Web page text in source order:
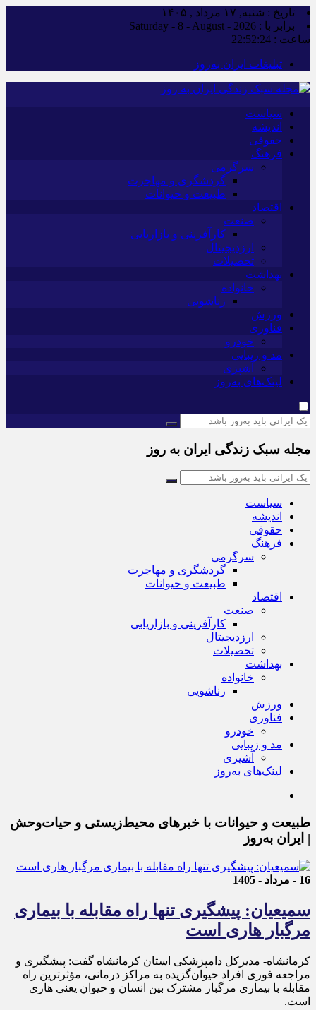
تاریخ : شنبه, ۱۷ مرداد , ۱۴۰۵
برابر با : Saturday - 8 - August - 2026
ساعت : 22:52:25
تبلیغات ایران به‌روز
سیاست
اندیشه
حقوقی
فرهنگ
سرگرمی
گردشگری و مهاجرت
طبیعت و حیوانات
اقتصاد
صنعت
کارآفرینی و بازاریابی
ارزدیجیتال
تحصیلات
بهداشت
خانواده
زناشویی
ورزش
فناوری
خودرو
مد و زیبایی
آشپزی
لینک‌های به‌روز
مجله سبک زندگی ایران به روز
سیاست
اندیشه
حقوقی
فرهنگ
سرگرمی
گردشگری و مهاجرت
طبیعت و حیوانات
اقتصاد
صنعت
کارآفرینی و بازاریابی
ارزدیجیتال
تحصیلات
بهداشت
خانواده
زناشویی
ورزش
فناوری
خودرو
مد و زیبایی
آشپزی
لینک‌های به‌روز
طبیعت و حیوانات با خبرهای محیط‌زیستی و حیات‌وحش
| ایران به‌روز
16 - مرداد - 1405
سمیعیان: پیشگیری تنها راه مقابله با بیماری
مرگبار هاری است
کرمانشاه- مدیرکل دامپزشکی استان کرمانشاه گفت: پیشگیری و
مراجعه فوری افراد حیوان‌گزیده به مراکز درمانی، مؤثرترین راه
مقابله با بیماری مرگبار مشترک بین انسان و حیوان یعنی هاری
است.